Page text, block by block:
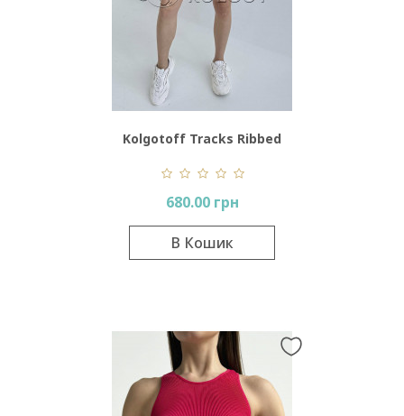
Kolgotoff Tracks Ribbed
Push-Up
680.00 грн
В Кошик